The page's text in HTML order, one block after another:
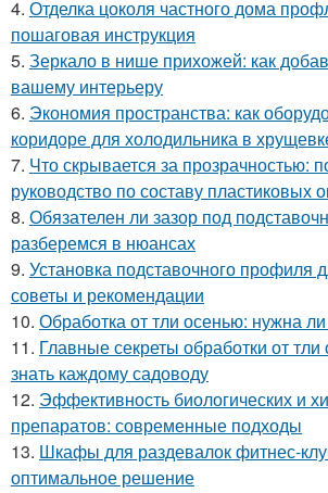
4. Отделка цоколя частного дома
пошаговая инструкция
5. Зеркало в нише прихожей: как
вашему интерьеру
6. Экономия пространства: как
коридоре для холодильника в
7. Что скрывается за прозрачностью:
руководство по составу пластиковых
8. Обязателен ли зазор под
разберемся в нюансах
9. Установка подставочного профиля
советы и рекомендации
10. Обработка от тли осенью: нужна
11. Главные секреты обработки от
знать каждому садоводу
12. Эффективность биологических и
препаратов: современные подходы
13. Шкафы для раздевалок фитнес-
оптимальное решение